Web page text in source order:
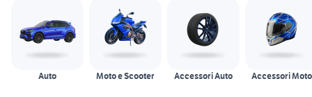
Auto Moto e Scooter Accessori Auto Accessori Moto